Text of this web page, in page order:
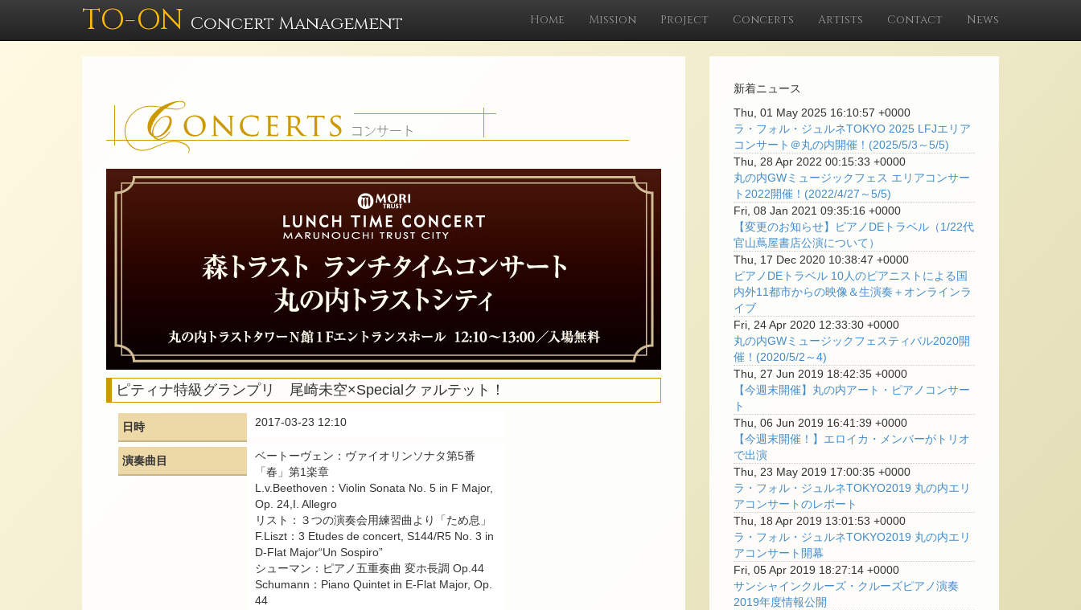
TO-ON Concert Management Home Mission Project Concerts Artists Contact News
ピティナ特級グランプリ 尾崎未空×Specialクァルテット！
日時 2017-03-23 12:10
演奏曲目
ベートーヴェン：ヴァイオリンソナタ第5番
「春」第1楽章
L.v.Beethoven：Violin Sonata No. 5 in F Major,
Op. 24,I. Allegro
リスト：３つの演奏会用練習曲より「ため息」
F.Liszt：3 Etudes de concert, S144/R5 No. 3 in
D-Flat Major“Un Sospiro”
シューマン：ピアノ五重奏曲 変ホ長調 Op.44
Schumann：Piano Quintet in E-Flat Major, Op.
44
新着ニュース
Thu, 01 May 2025 16:10:57 +0000
ラ・フォル・ジュルネTOKYO 2025 LFJエリア
コンサート＠丸の内開催！(2025/5/3～5/5)
Thu, 28 Apr 2022 00:15:33 +0000
丸の内GWミュージックフェス エリアコンサー
ト2022開催！(2022/4/27～5/5)
Fri, 08 Jan 2021 09:35:16 +0000
【変更のお知らせ】ピアノDEトラベル（1/22代
官山蔦屋書店公演について）
Thu, 17 Dec 2020 10:38:47 +0000
ピアノDEトラベル 10人のピアニストによる国
内外11都市からの映像＆生演奏＋オンラインラ
イブ
Fri, 24 Apr 2020 12:33:30 +0000
丸の内GWミュージックフェスティバル2020開
催！(2020/5/2～4)
Thu, 27 Jun 2019 18:42:35 +0000
【今週末開催】丸の内アート・ピアノコンサー
ト
Thu, 06 Jun 2019 16:41:39 +0000
【今週末開催！】エロイカ・メンバーがトリオ
で出演
Thu, 23 May 2019 17:00:35 +0000
ラ・フォル・ジュルネTOKYO2019 丸の内エリ
アコンサートのレポート
Thu, 18 Apr 2019 13:01:53 +0000
ラ・フォル・ジュルネTOKYO2019 丸の内エリ
アコンサート開幕
Fri, 05 Apr 2019 18:27:14 +0000
サンシャインクルーズ・クルーズピアノ演奏
2019年度情報公開